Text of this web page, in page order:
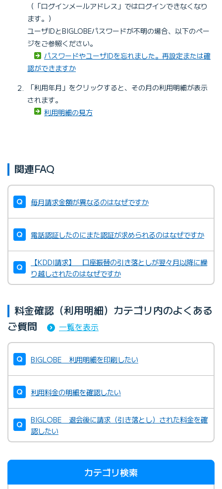
（「ログインメールアドレス」ではログインできなくなり
ます。）
ユーザIDとBIGLOBEパスワードが不明の場合、以下のペー
ジをご参照ください。
パスワードやユーザIDを忘れました。再設定または確
認ができますか
「利用年月」をクリックすると、その月の利用明細が表示
されます。
利用明細の見方
関連FAQ
毎月請求金額が異なるのはなぜですか
電話認証したのにまた認証が求められるのはなぜですか
【KDDI請求】 口座振替の引き落としが翌々月以降に繰
り越しされたのはなぜですか
料金確認（利用明細）カテゴリ内のよくある
ご質問
一覧を表示
BIGLOBE 利用明細を印刷したい
利用料金の明細を確認したい
BIGLOBE 退会後に請求（引き落とし）された料金を確
認したい
カテゴリ検索